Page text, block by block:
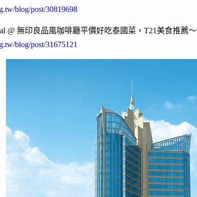
blog/post/30819698
@ 無印良品風咖啡廳平價好吃泰國菜，T21美食推薦～
blog/post/31675121